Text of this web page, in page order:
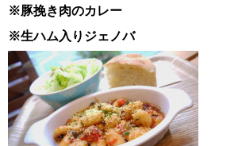
※豚挽き肉のカレー
※生ハム入りジェノバ